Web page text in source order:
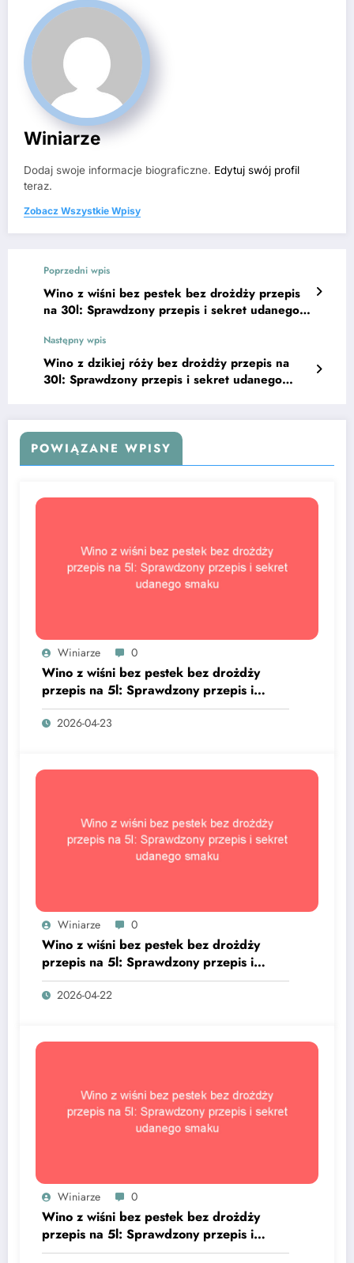
Winiarze
Dodaj swoje informacje biograficzne. Edytuj swój profil
teraz.
Zobacz Wszystkie Wpisy
Poprzedni wpis
Wino z wiśni bez pestek bez drożdży przepis
na 30l: Sprawdzony przepis i sekret udanego
Następny wpis
Wino z dzikiej róży bez drożdży przepis na
30l: Sprawdzony przepis i sekret udanego
POWIĄZANE WPISY
Winiarze 0
Wino z wiśni bez pestek bez drożdży
przepis na 5l: Sprawdzony przepis i
sekret udanego smaku
2026-04-23
Winiarze 0
Wino z wiśni bez pestek bez drożdży
przepis na 5l: Sprawdzony przepis i
sekret udanego smaku
2026-04-22
Winiarze 0
Wino z wiśni bez pestek bez drożdży
przepis na 5l: Sprawdzony przepis i
sekret udanego smaku